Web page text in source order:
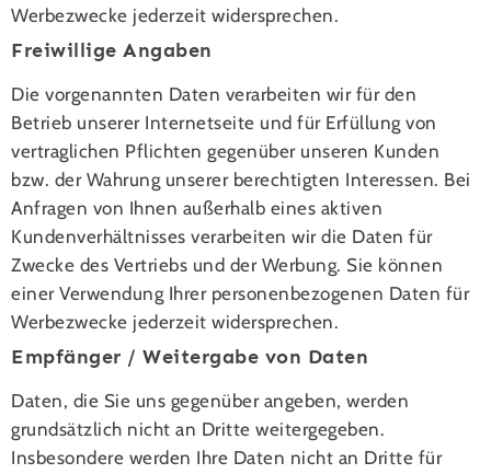
Werbezwecke jederzeit widersprechen.
Freiwillige Angaben
Die vorgenannten Daten verarbeiten wir für den
Betrieb unserer Internetseite und für Erfüllung von
vertraglichen Pflichten gegenüber unseren Kunden
bzw. der Wahrung unserer berechtigten Interessen. Bei
Anfragen von Ihnen außerhalb eines aktiven
Kundenverhältnisses verarbeiten wir die Daten für
Zwecke des Vertriebs und der Werbung. Sie können
einer Verwendung Ihrer personenbezogenen Daten für
Werbezwecke jederzeit widersprechen.
Empfänger / Weitergabe von Daten
Daten, die Sie uns gegenüber angeben, werden
grundsätzlich nicht an Dritte weitergegeben.
Insbesondere werden Ihre Daten nicht an Dritte für